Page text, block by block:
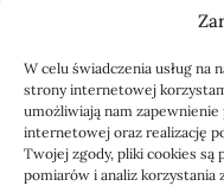
W celu świadczenia usług na
strony internetowej
umożliwiają nam zapewnienie
internetowej oraz realizację
Twojej zgody, pliki cookies są
pomiarów i analiz
KSeF: